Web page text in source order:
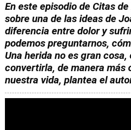
En este episodio de Citas
sobre una de las ideas de
diferencia entre dolor y
podemos preguntarnos,
Una herida no es gran
convertirla, de manera más
nuestra vida, plantea el